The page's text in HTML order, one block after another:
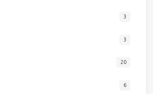
3
3
20
6